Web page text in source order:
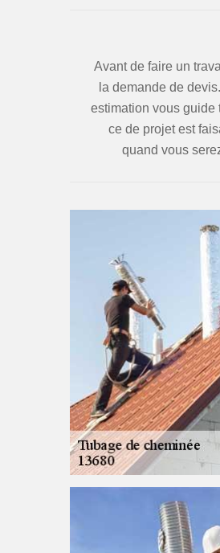
Avant de faire un
la demande de
estimation vous guide
ce de projet est
quand vous